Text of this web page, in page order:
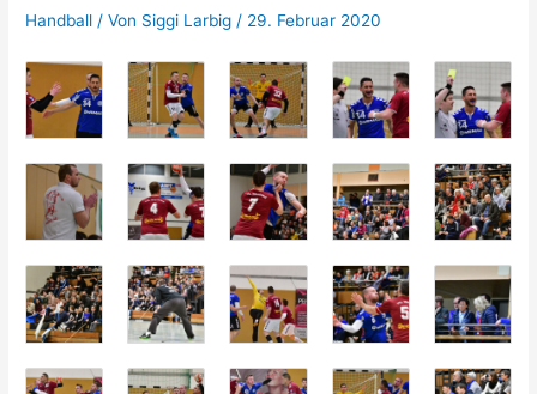
Handball / Von Siggi Larbig/ 29. Februar 2020